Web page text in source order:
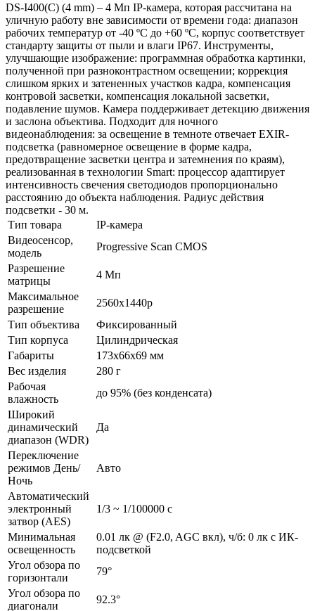
DS-I400(С) (4 mm) – 4 Мп IP-камера, которая рассчитана на
уличную работу вне зависимости от времени года: диапазон
рабочих температур от -40 ºС до +60 ºС, корпус соответствует
стандарту защиты от пыли и влаги IP67. Инструменты,
улучшающие изображение: программная обработка картинки,
полученной при разноконтрастном освещении; коррекция
слишком ярких и затененных участков кадра, компенсация
контровой засветки, компенсация локальной засветки,
подавление шумов. Камера поддерживает детекцию движения
и заслона объектива. Подходит для ночного
видеонаблюдения: за освещение в темноте отвечает EXIR-
подсветка (равномерное освещение в форме кадра,
предотвращение засветки центра и затемнения по краям),
реализованная в технологии Smart: процессор адаптирует
интенсивность свечения светодиодов пропорционально
расстоянию до объекта наблюдения. Радиус действия
подсветки - 30 м.
Тип товара
IP-камера
Видеосенсор,
модель
Progressive Scan CMOS
Разрешение
матрицы
4 Мп
Максимальное
разрешение
2560x1440p
Тип объектива
Фиксированный
Тип корпуса
Цилиндрическая
Габариты
173x66x69 мм
Вес изделия
280 г
Рабочая
влажность
до 95% (без конденсата)
Широкий
динамический
диапазон (WDR)
Да
Переключение
режимов День/
Ночь
Авто
Автоматический
электронный
затвор (AES)
1/3 ~ 1/100000 с
Минимальная
освещенность
0.01 лк @ (F2.0, AGC вкл), ч/б: 0 лк с ИК-
подсветкой
Угол обзора по
горизонтали
79°
Угол обзора по
диагонали
92.3°